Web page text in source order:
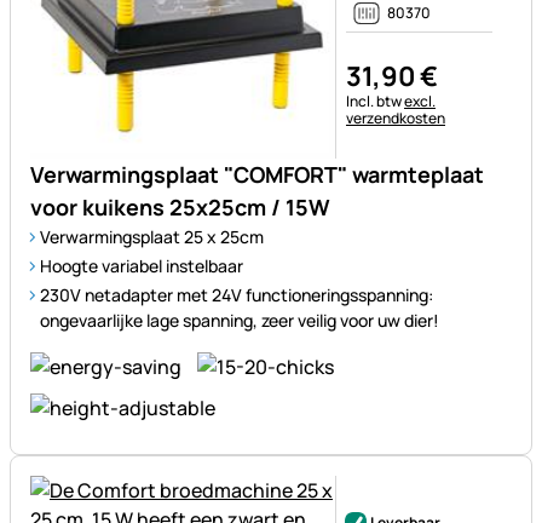
Verwarmingsplaat "COMFORT" warmteplaat
voor kuikens 25x25cm / 15W
Verwarmingsplaat 25 x 25cm
Hoogte variabel instelbaar
230V netadapter met 24V functioneringsspanning:
ongevaarlijke lage spanning, zeer veilig voor uw dier!
80370
31,90€
Belastinginformatie:
Incl. btwexcl.
verzendkosten